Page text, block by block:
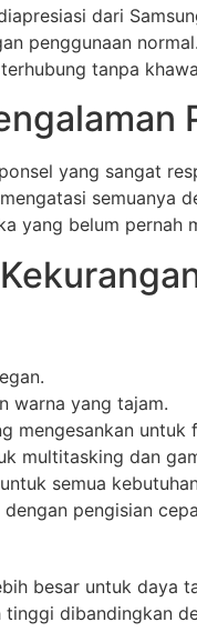
dari
penggunaan
tanpa
yang sangat
semuanya
yang belum pernah
warna yang tajam.
mengesankan
multitasking dan
semua
pengisian
besar untuk daya
dibandingkan